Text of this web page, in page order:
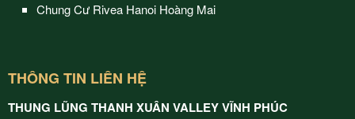
Chung Cư Rivea Hanoi Hoàng Mai
THÔNG TIN LIÊN HỆ
THUNG LŨNG THANH XUÂN VALLEY VĨNH PHÚC